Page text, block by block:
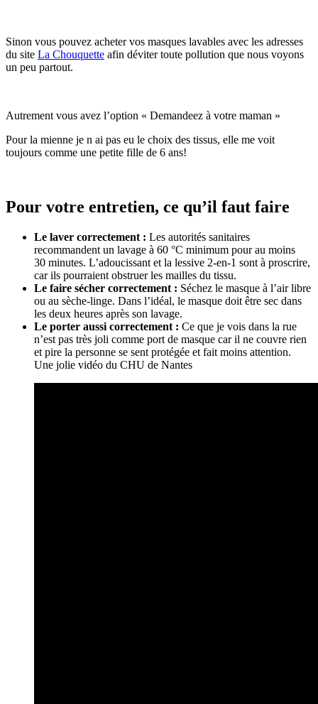
Sinon vous pouvez acheter vos masques lavables avec les adresses
du site La Chouquette afin déviter toute pollution que nous voyons
un peu partout.
Autrement vous avez l’option « Demandeez à votre maman »
Pour la mienne je n ai pas eu le choix des tissus, elle me voit
toujours comme une petite fille de 6 ans!
Pour votre entretien, ce qu’il faut faire
Le laver correctement : Les autorités sanitaires
recommandent un lavage à 60 °C minimum pour au moins
30 minutes. L’adoucissant et la lessive 2-en-1 sont à proscrire,
car ils pourraient obstruer les mailles du tissu.
Le faire sécher correctement : Séchez le masque à l’air libre
ou au sèche-linge. Dans l’idéal, le masque doit être sec dans
les deux heures après son lavage.
Le porter aussi correctement : Ce que je vois dans la rue
n’est pas très joli comme port de masque car il ne couvre rien
et pire la personne se sent protégée et fait moins attention.
Une jolie vidéo du CHU de Nantes